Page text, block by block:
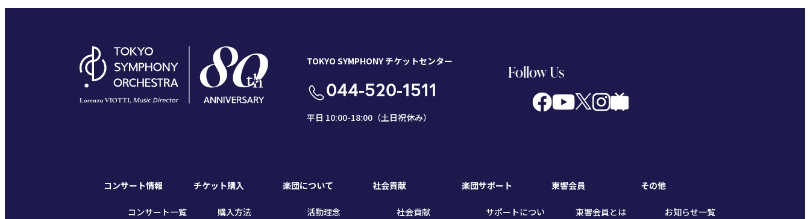
TOKYO SYMPHONY チケットセンター
044-520-1511
平日 10:00-18:00（土日祝休み）
Follow Us
コンサート情報
コンサート一覧
チケット購入
購入方法
楽団について
活動理念
社会貢献
社会貢献
楽団サポート
サポートについ
東響会員
東響会員とは
その他
お知らせ一覧